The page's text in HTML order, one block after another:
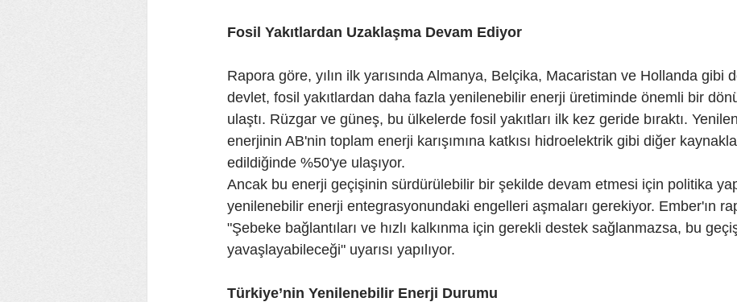
Fosil Yakıtlardan Uzaklaşma Devam Ediyor
Rapora göre, yılın ilk yarısında Almanya, Belçika, Macaristan ve Hollanda gibi
devlet, fosil yakıtlardan daha fazla yenilenebilir enerji üretiminde önemli bir
ulaştı. Rüzgar ve güneş, bu ülkelerde fosil yakıtları ilk kez geride bıraktı.
enerjinin AB'nin toplam enerji karışımına katkısı hidroelektrik gibi diğer
edildiğinde %50'ye ulaşıyor.
Ancak bu enerji geçişinin sürdürülebilir bir şekilde devam etmesi için politika
yenilenebilir enerji entegrasyonundaki engelleri aşmaları gerekiyor. Ember'ın
"Şebeke bağlantıları ve hızlı kalkınma için gerekli destek sağlanmazsa, bu
yavaşlayabileceği" uyarısı yapılıyor.
Türkiye’nin Yenilenebilir Enerji Durumu